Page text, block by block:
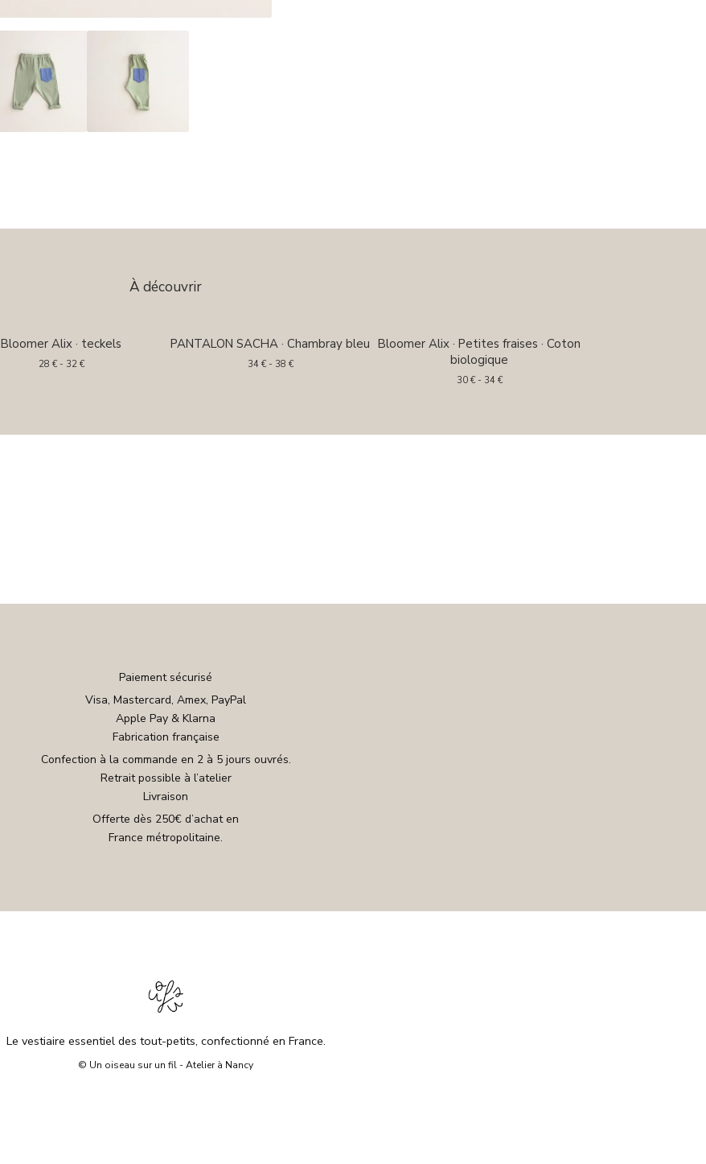
À découvrir
Bloomer Alix · teckels
28 €- 32 €
PANTALON SACHA · Chambray bleu
34 €- 38 €
Bloomer Alix · Petites fraises · Coton
biologique
30 €- 34 €
Paiement sécurisé
Visa, Mastercard, Amex, PayPal
Apple Pay & Klarna
Fabrication française
Confection à la commande en 2 à 5 jours ouvrés.
Retrait possible à l’atelier
Livraison
Offerte dès 250€ d’achat en
France métropolitaine.
Le vestiaire essentiel des tout-petits, confectionné en France.
© Un oiseau sur un fil - Atelier à Nancy